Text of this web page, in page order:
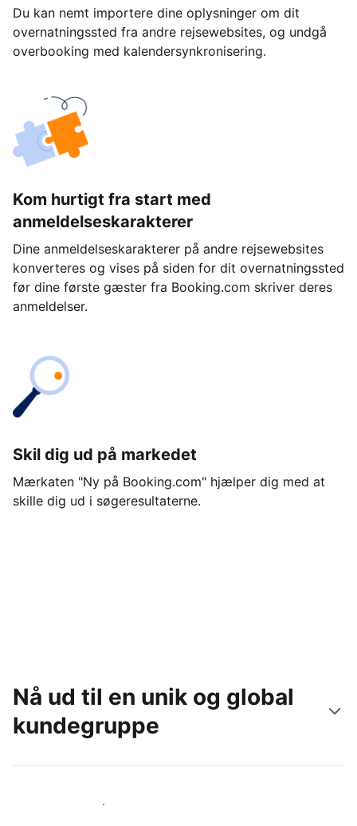
Du kan nemt importere dine oplysninger om dit
overnatningssted fra andre rejsewebsites, og undgå
overbooking med kalendersynkronisering.
Kom hurtigt fra start med
anmeldelseskarakterer
Dine anmeldelseskarakterer på andre rejsewebsites
konverteres og vises på siden for dit overnatningssted
før dine første gæster fra Booking.com skriver deres
anmeldelser.
Skil dig ud på markedet
Mærkaten "Ny på Booking.com" hjælper dig med at
skille dig ud i søgeresultaterne.
Kom i gang i dag
Nå ud til en unik og global
kundegruppe
Nå ud til nye gæster i dag